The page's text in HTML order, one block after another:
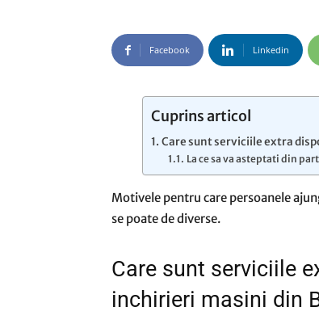
Facebook Linkedin
Cuprins articol
Care sunt serviciile extra
La ce sa va asteptati din
Motivele pentru care persoanele
se poate de diverse.
Care sunt serviciile
inchirieri masini din